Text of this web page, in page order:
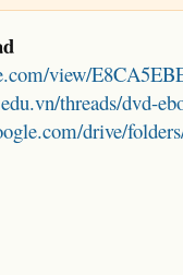
view/
threads/dvd-
drive/